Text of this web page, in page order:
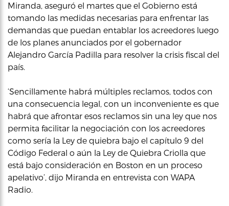
Miranda, aseguró el martes que el Gobierno está
tomando las medidas necesarias para enfrentar las
demandas que puedan entablar los acreedores luego
de los planes anunciados por el gobernador
Alejandro García Padilla para resolver la crisis fiscal del
país.
‘Sencillamente habrá múltiples reclamos, todos con
una consecuencia legal, con un inconveniente es que
habrá que afrontar esos reclamos sin una ley que nos
permita facilitar la negociación con los acreedores
como sería la Ley de quiebra bajo el capítulo 9 del
Código Federal o aún la Ley de Quiebra Criolla que
está bajo consideración en Boston en un proceso
apelativo’, dijo Miranda en entrevista con WAPA
Radio.